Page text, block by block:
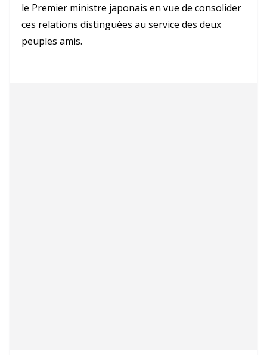
le Premier ministre japonais en vue de consolider
ces relations distinguées au service des deux
peuples amis.